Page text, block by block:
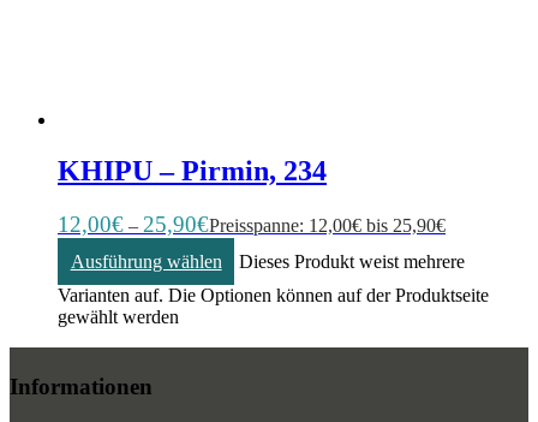
KHIPU – Pirmin, 234
12,00€ – 25,90€Preisspanne: 12,00€ bis 25,90€
Ausführung wählen
Dieses Produkt weist mehrere
Varianten auf. Die Optionen können auf der Produktseite
gewählt werden
Informationen